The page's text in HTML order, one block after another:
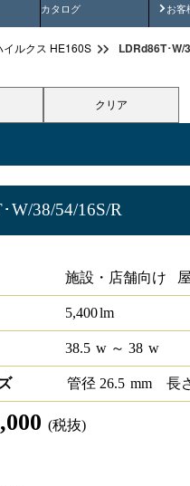
カタログ お客
安
イルクス HE160S LDRd86T･W/
クリア
W/38/54/16S/R
施設・店舗向け
5,400lm
38.5 w ～ 38 w
管径 26.5 mm 長
(税抜)